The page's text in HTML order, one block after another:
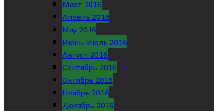
Март 2016
Апрель 2016
May 2016
Июнь-Июль 2016
Август 2016
Сентябрь 2016
Октябрь 2016
Ноябрь 2016
Декабрь 2016